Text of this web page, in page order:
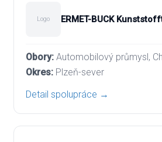
Logo ERMET-BUCK
Automobilový průmysl,
Plzeň-sever
Detail spolupráce →